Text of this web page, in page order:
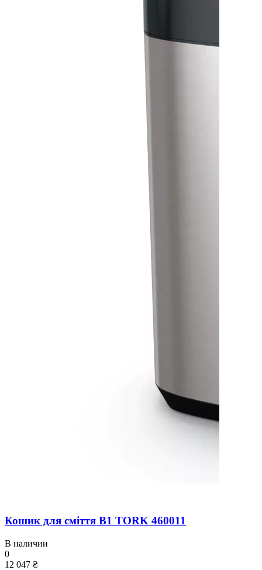
Кошик для сміття B1 TORK 460011
В наличии
0
12 047 ₴